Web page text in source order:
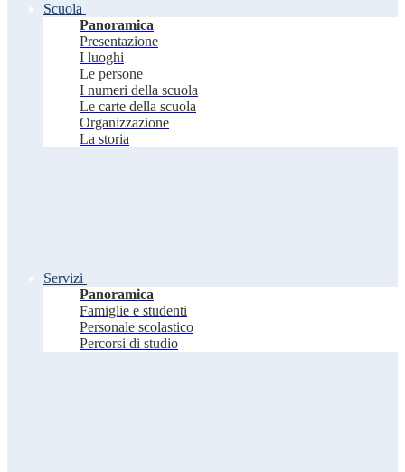
Scuola
Panoramica
Presentazione
I luoghi
Le persone
I numeri della scuola
Le carte della scuola
Organizzazione
La storia
Servizi
Panoramica
Famiglie e studenti
Personale scolastico
Percorsi di studio